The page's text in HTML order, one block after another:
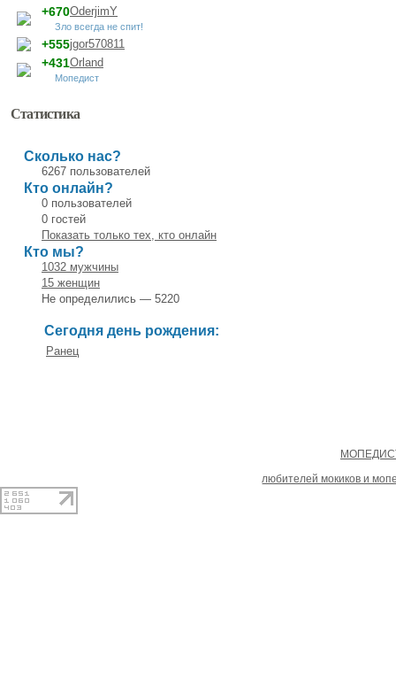
OderjimY
+670
Зло всегда не спит!
jgor570811
+555
Orland
+431
Мопедист
Статистика
Сколько нас?
6267 пользователей
Кто онлайн?
0 пользователей
0 гостей
Показать только тех, кто онлайн
Кто мы?
1032 мужчины
15 женщин
Не определились — 5220
Сегодня день рождения:
Ранец
любителей мокиков и